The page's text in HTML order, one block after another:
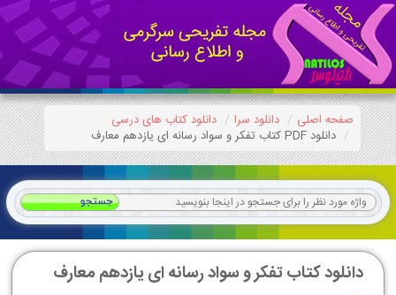
صفحه اصلی دانلود سرا
دانلود کتاب های درسی
دانلود PDF کتاب تفکر و سواد رسانه ای یازدهم معارف
دانلود کتاب تفکر و سواد رسانه ای یازدهم معارف